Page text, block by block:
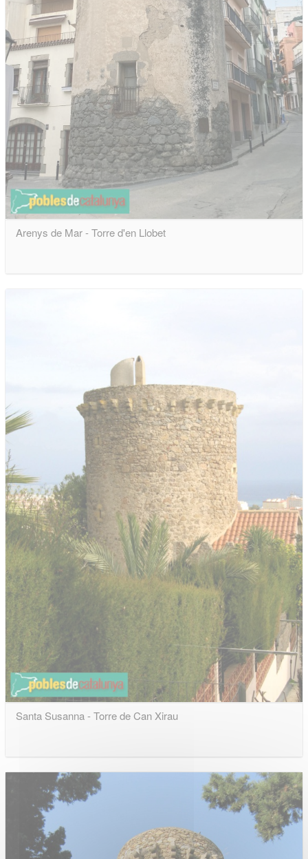
Arenys de Mar - Torre d'en Llobet
Santa Susanna - Torre de Can Xirau